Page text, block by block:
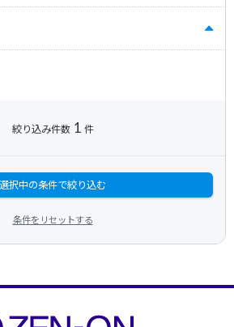
絞り込み件数 1 件
選択中の条件で絞り込む
条件をリセットする